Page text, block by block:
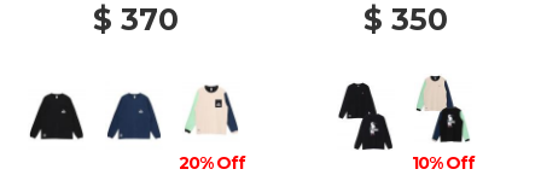
$ 370
20% Off
$ 350
10% Off